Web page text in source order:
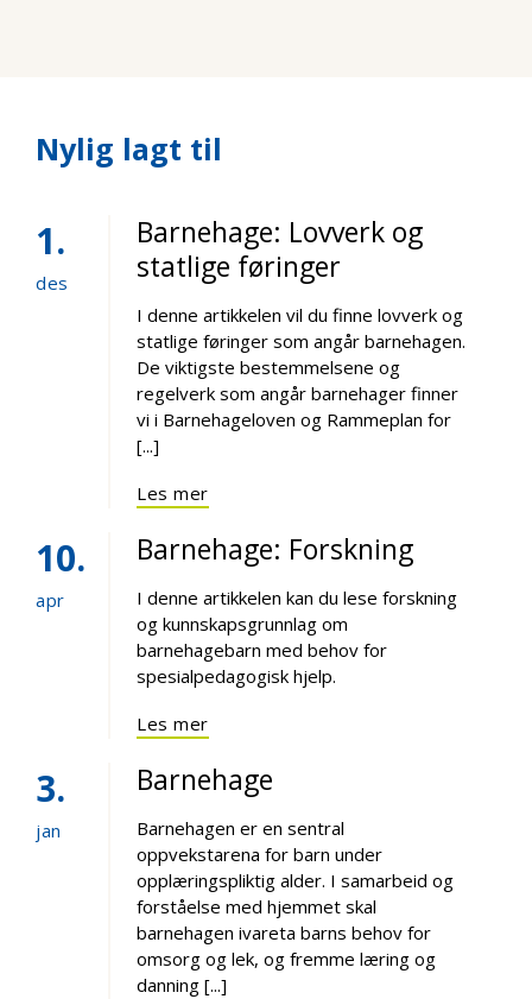
Nylig lagt til
1
des
Barnehage: Lovverk og
statlige føringer
I denne artikkelen vil du finne lovverk og
statlige føringer som angår barnehagen.
De viktigste bestemmelsene og
regelverk som angår barnehager finner
vi i Barnehageloven og Rammeplan for
[...]
Les mer
10
apr
Barnehage: Forskning
I denne artikkelen kan du lese forskning
og kunnskapsgrunnlag om
barnehagebarn med behov for
spesialpedagogisk hjelp.
Les mer
3
jan
Barnehage
Barnehagen er en sentral
oppvekstarena for barn under
opplæringspliktig alder. I samarbeid og
forståelse med hjemmet skal
barnehagen ivareta barns behov for
omsorg og lek, og fremme læring og
danning [...]